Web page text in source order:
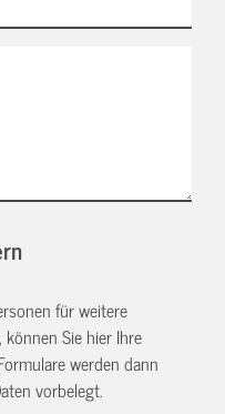
für weitere
Sie hier Ihre
werden dann
vorbelegt.